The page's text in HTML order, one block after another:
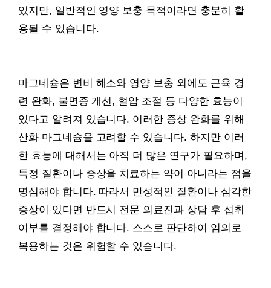
있지만, 일반적인 영양 보충 목적이라면 충분히 활
용될 수 있습니다.
마그네슘은 변비 해소와 영양 보충 외에도 근육 경
련 완화, 불면증 개선, 혈압 조절 등 다양한 효능이
있다고 알려져 있습니다. 이러한 증상 완화를 위해
산화 마그네슘을 고려할 수 있습니다. 하지만 이러
한 효능에 대해서는 아직 더 많은 연구가 필요하며,
특정 질환이나 증상을 치료하는 약이 아니라는 점을
명심해야 합니다. 따라서 만성적인 질환이나 심각한
증상이 있다면 반드시 전문 의료진과 상담 후 섭취
여부를 결정해야 합니다. 스스로 판단하여 임의로
복용하는 것은 위험할 수 있습니다.